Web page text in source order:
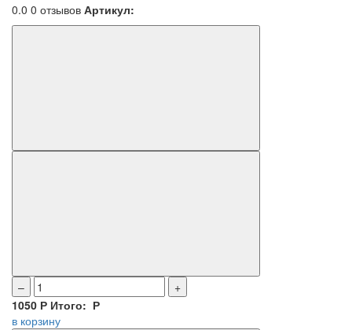
0.0 0 отзывов Артикул:
–
+
1050 Р Итого: Р
в корзину